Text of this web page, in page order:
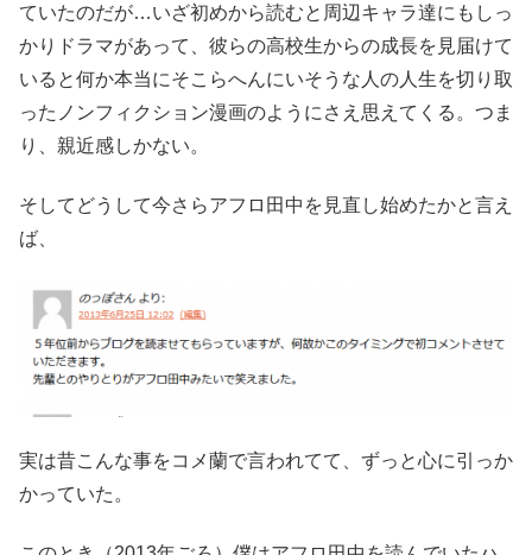
ていたのだが…いざ初めから読むと周辺キャラ達にもしっ
かりドラマがあって、彼らの高校生からの成長を見届けて
いると何か本当にそこらへんにいそうな人の人生を切り取
ったノンフィクション漫画のようにさえ思えてくる。つま
り、親近感しかない。
そしてどうして今さらアフロ田中を見直し始めたかと言え
ば、
実は昔こんな事をコメ蘭で言われてて、ずっと心に引っか
かっていた。